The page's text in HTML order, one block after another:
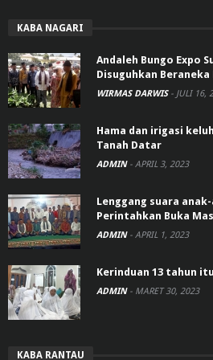
KABA NAGARI
Andaleh Bungo Expo
Disuguhkan Beraneka
WIRMAS DARWIS - JULI 16,
Hama dan irigasi
Tanah Datar
ADMIN - APRIL 3, 2023
Lenggang suara
Perintahkan Buka
ADMIN - APRIL 1, 2023
Kerinduan 13 tahun
ADMIN - MARET 30, 2023
KABA RANTAU